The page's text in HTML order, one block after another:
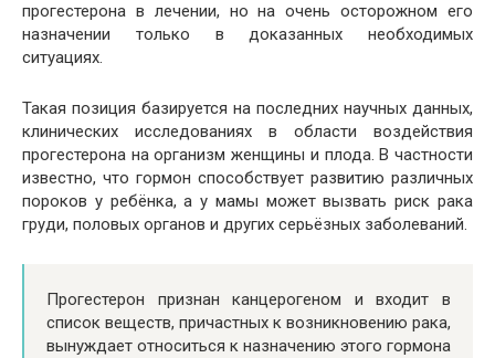
прогестерона в лечении, но на очень осторожном его
назначении только в доказанных необходимых
ситуациях.
Такая позиция базируется на последних научных данных,
клинических исследованиях в области воздействия
прогестерона на организм женщины и плода. В частности
известно, что гормон способствует развитию различных
пороков у ребёнка, а у мамы может вызвать риск рака
груди, половых органов и других серьёзных заболеваний.
Прогестерон признан канцерогеном и входит в
список веществ, причастных к возникновению рака,
вынуждает относиться к назначению этого гормона